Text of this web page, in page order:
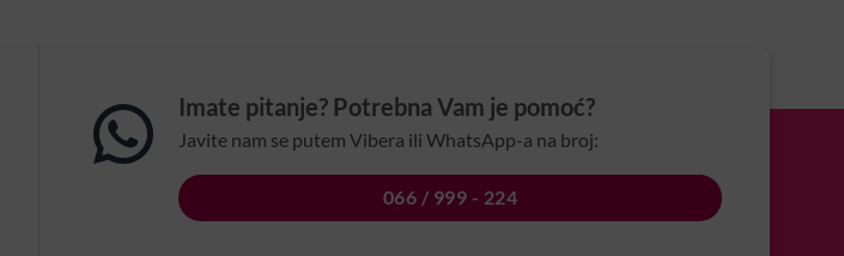
Imate pitanje? Potrebna Vam je pomoć?
Javite nam se putem Vibera ili WhatsApp-a na broj:
066 / 999 - 224